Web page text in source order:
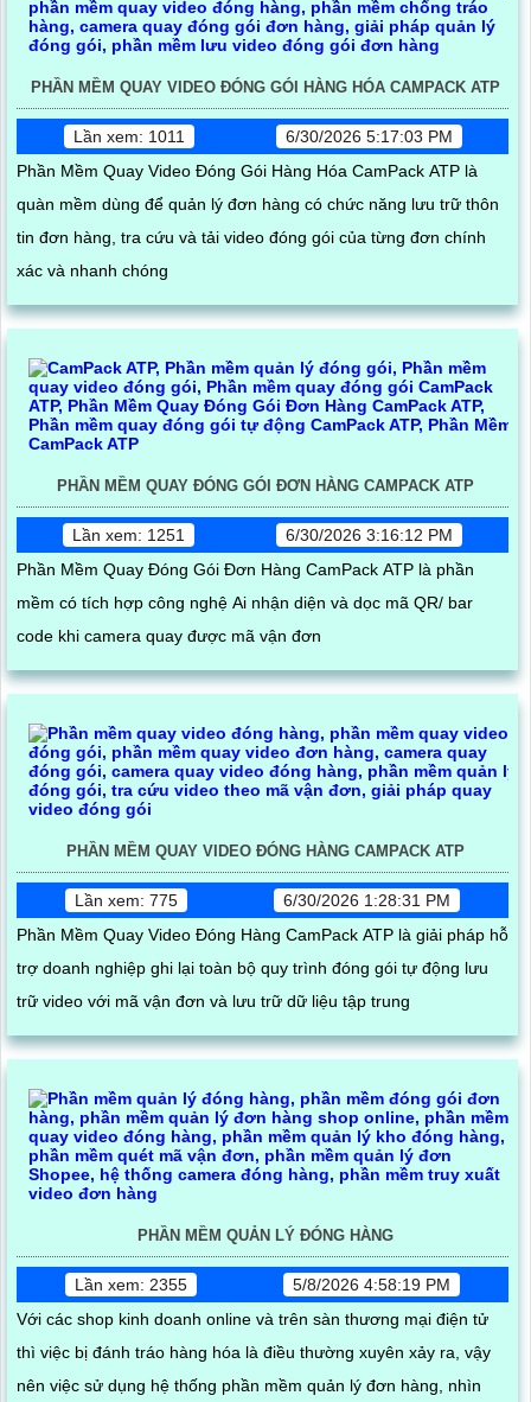
PHẦN MỀM QUAY VIDEO ĐÓNG GÓI HÀNG HÓA CAMPACK ATP
Lần xem: 1011
6/30/2026 5:17:03 PM
Phần Mềm Quay Video Đóng Gói Hàng Hóa CamPack ATP là
quàn mềm dùng để quản lý đơn hàng có chức năng lưu trữ thôn
tin đơn hàng, tra cứu và tải video đóng gói của từng đơn chính
xác và nhanh chóng
PHẦN MỀM QUAY ĐÓNG GÓI ĐƠN HÀNG CAMPACK ATP
Lần xem: 1251
6/30/2026 3:16:12 PM
Phần Mềm Quay Đóng Gói Đơn Hàng CamPack ATP là phần
mềm có tích hợp công nghệ Ai nhận diện và dọc mã QR/ bar
code khi camera quay được mã vận đơn
PHẦN MỀM QUAY VIDEO ĐÓNG HÀNG CAMPACK ATP
Lần xem: 775
6/30/2026 1:28:31 PM
Phần Mềm Quay Video Đóng Hàng CamPack ATP là giải pháp hỗ
trợ doanh nghiệp ghi lại toàn bộ quy trình đóng gói tự động lưu
trữ video với mã vận đơn và lưu trữ dữ liệu tập trung
PHẦN MỀM QUẢN LÝ ĐÓNG HÀNG
Lần xem: 2355
5/8/2026 4:58:19 PM
Với các shop kinh doanh online và trên sàn thương mại điện tử
thì việc bị đánh tráo hàng hóa là điều thường xuyên xảy ra, vậy
nên việc sử dụng hệ thống phần mềm quản lý đơn hàng, nhìn